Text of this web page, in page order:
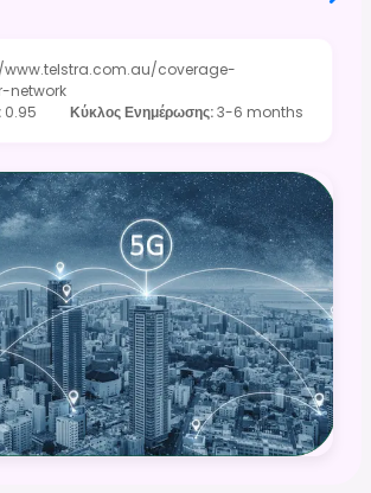
coverage-
network
: 0.95 Κύκλος Ενημέρωσης:3-6 months